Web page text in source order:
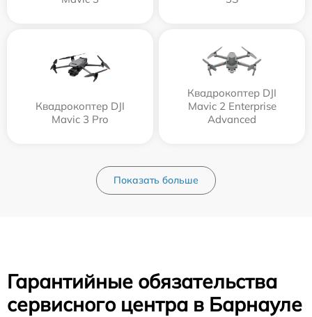
Квадрокоптер DJI
Mavic 3 Pro
Квадрокоптер DJI
Mavic 2 Enterprise
Advanced
Показать больше
Гарантийные обязательства
сервисного центра в Барнауле